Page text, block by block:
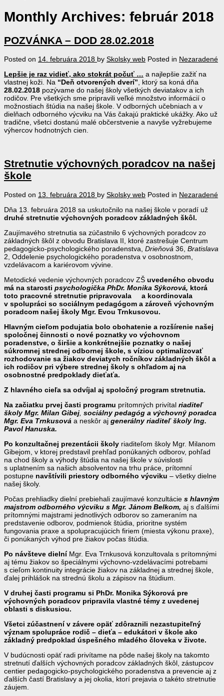
Monthly Archives: február 2018
POZVÁNKA – DOD 28.02.2018
Posted on 14. februára 2018 by Skolsky web Posted in Nezaradené
Lepšie je raz vidieť, ako stokrát počuť … a najlepšie zažiť na
vlastnej koži. Na “Deň otvorených dverí” , ktorý sa koná dňa
28.02.2018 pozývame do našej školy všetkých deviatakov a ich
rodičov. Pre všetkých sme pripravili veľké množstvo informácií o
možnostiach štúdia na našej škole. V odborných učebniach a v
dielňach odborného výcviku na Vás čakajú praktické ukážky. Ako už
tradične, všetci dostanú malé občerstvenie a navyše vyžrebujeme
výhercov hodnotných cien.
Stretnutie výchovných poradcov na našej
škole
Posted on 13. februára 2018 by Skolsky web Posted in Nezaradené
Dňa 13. februára 2018 sa uskutočnilo na našej škole v poradí už
druhé stretnutie výchovných poradcov základných škôl.
Zaujímavého stretnutia sa zúčastnilo 6 výchovných poradcov zo
základných škôl z obvodu Bratislava II, ktoré zastrešuje Centrum
pedagogicko-psychologického poradenstva, Drieňová 36, Bratislava
2, Oddelenie psychologického poradenstva v osobnostnom,
vzdelávacom a kariérovom vývine.
Metodické vedenie výchovných poradcov ZŠ uvedeného obvodu
má na starosti psychologička PhDr. Monika Sýkorová, ktorá
toto pracovné stretnutie pripravovala a koordinovala
v spolupráci so sociálnym pedagógom a zároveň výchovným
poradcom našej školy Mgr. Evou Trnkusovou.
Hlavným cieľom podujatia bolo obohatenie a rozšírenie našej
spoločnej činnosti o nové poznatky vo výchovnom
poradenstve, o širšie a konkrétnejšie poznatky o našej
súkromnej strednej odbornej škole, s víziou optimalizovať
rozhodovanie sa žiakov deviatych ročníkov základných škôl a
ich rodičov pri výbere strednej školy s ohľadom aj na
osobnostné predpoklady dieťaťa.
Z hlavného cieľa sa odvíjal aj spoločný program stretnutia.
Na začiatku prvej časti programu prítomných privítal riaditeľ
školy Mgr. Milan Gibej sociálny pedagóg a výchovný poradca
Mgr. Eva Trnkusová a neskôr aj generálny riaditeľ školy Ing.
Pavol Hanuska.
Po konzultačnej prezentácii školy riaditeľom školy Mgr. Milanom
Gibejom, v ktorej predstavil prehľad ponúkaných odborov, pohľad
na chod školy a výhody štúdia na našej škole v súvislosti
s uplatnením sa našich absolventov na trhu práce, prítomní
postupne navštívili priestory odborného výcviku – všetky dielne
našej školy.
Počas prehliadky dielní prebiehali zaujímavé konzultácie s hlavným
majstrom odborného výcviku s Mgr. Jánom Belkom, aj s ďalšími
prítomnými majstrami jednotlivých odborov so zameraním na
predstavenie odborov, podmienok štúdia, prioritne systém
fungovania praxe a spolupracujúcich firiem (miesta výkonu praxe),
či ponúkaných výhod pre žiakov počas štúdia.
Po návšteve dielní Mgr. Eva Trnkusová konzultovala s prítomnými
aj tému žiakov so špeciálnymi výchovno-vzdelávacími potrebami
s cieľom kontinuity integrácie žiakov na základnej a strednej škole,
ďalej prihlášok na strednú školu a zápisov na štúdium.
V druhej časti programu si PhDr. Monika Sýkorová pre
výchovných poradcov pripravila vlastné témy z uvedenej
oblasti s diskusiou.
Všetci zúčastnení v závere opäť zdôraznili nezastupiteľný
význam spolupráce rodič – dieťa – edukátori v škole ako
základný predpoklad úspešného mladého človeka v živote.
V budúcnosti opäť radi privítame na pôde našej školy na takomto
stretnutí ďalších výchovných poradcov základných škôl, zástupcov
centier pedagogicko-psychologického poradenstva a prevencie aj z
ďalších častí Bratislavy a jej okolia, ktorí prejavia o takéto stretnutie
záujem.